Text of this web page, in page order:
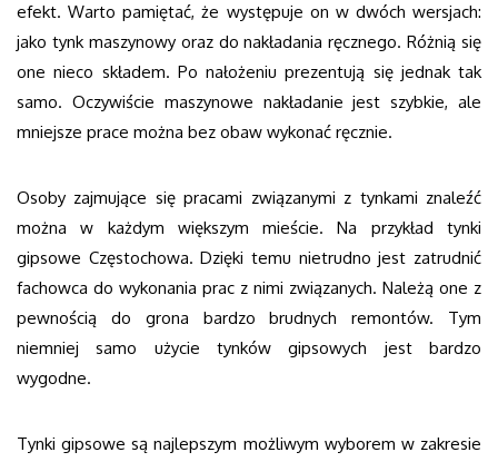
efekt. Warto pamiętać, że występuje on w dwóch wersjach:
jako tynk maszynowy oraz do nakładania ręcznego. Różnią się
one nieco składem. Po nałożeniu prezentują się jednak tak
samo. Oczywiście maszynowe nakładanie jest szybkie, ale
mniejsze prace można bez obaw wykonać ręcznie.
Osoby zajmujące się pracami związanymi z tynkami znaleźć
można w każdym większym mieście. Na przykład tynki
gipsowe Częstochowa. Dzięki temu nietrudno jest zatrudnić
fachowca do wykonania prac z nimi związanych. Należą one z
pewnością do grona bardzo brudnych remontów. Tym
niemniej samo użycie tynków gipsowych jest bardzo
wygodne.
Tynki gipsowe są najlepszym możliwym wyborem w zakresie